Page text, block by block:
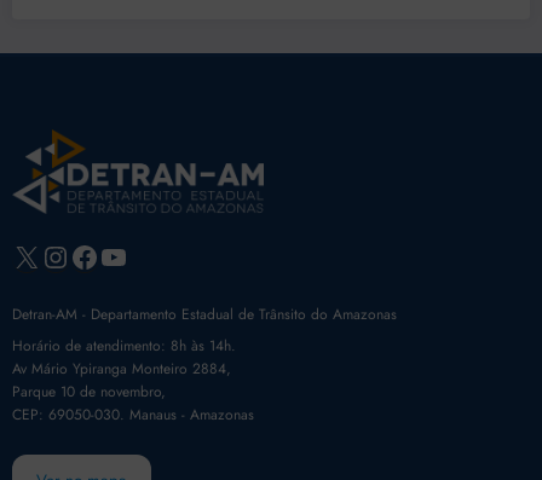
X Instagram
Facebook
Youtube
Detran-AM - Departamento Estadual de Trânsito do Amazonas
Horário de atendimento: 8h às 14h.
Av Mário Ypiranga Monteiro 2884,
Parque 10 de novembro,
CEP: 69050-030. Manaus - Amazonas